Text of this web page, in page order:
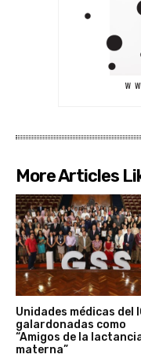
More Articles
Unidades médicas del
galardonadas como
“Amigos de la
materna”